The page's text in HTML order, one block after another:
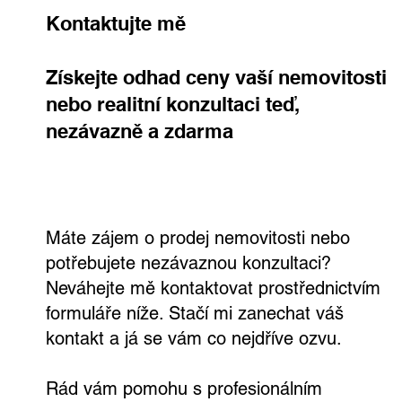
Kontaktujte mě
Získejte odhad ceny vaší nemovitosti
nebo realitní konzultaci teď,
nezávazně a zdarma
Máte zájem o prodej nemovitosti nebo
potřebujete nezávaznou konzultaci?
Neváhejte mě kontaktovat prostřednictvím
formuláře níže. Stačí mi zanechat váš
kontakt a já se vám co nejdříve ozvu.
Rád vám pomohu s profesionálním